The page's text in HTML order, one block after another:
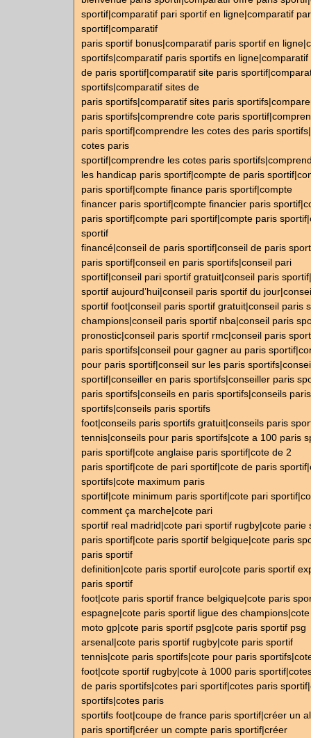
sportif|comparatif pari sportif en ligne|comparatif
sportif|comparatif
paris sportif bonus|comparatif paris sportif en
sportifs|comparatif paris sportifs en ligne|comparatif
de paris sportif|comparatif site paris
sportifs|comparatif sites de
paris sportifs|comparatif sites paris
paris sportifs|comprendre cote paris
paris sportif|comprendre les cotes des paris
cotes paris
sportif|comprendre les cotes paris
les handicap paris sportif|compte de paris
paris sportif|compte finance paris sportif|compte
financer paris sportif|compte financier paris
paris sportif|compte pari sportif|compte paris
sportif
financé|conseil de paris sportif|conseil de paris
paris sportif|conseil en paris sportifs|conseil pari
sportif|conseil pari sportif gratuit|conseil paris
sportif aujourd’hui|conseil paris sportif du
sportif foot|conseil paris sportif gratuit|conseil paris
champions|conseil paris sportif nba|conseil paris
pronostic|conseil paris sportif rmc|conseil paris
paris sportifs|conseil pour gagner au paris
pour paris sportif|conseil sur les paris
sportif|conseiller en paris sportifs|conseiller paris
paris sportifs|conseils en paris sportifs|conseils paris
sportifs|conseils paris sportifs
foot|conseils paris sportifs gratuit|conseils paris
tennis|conseils pour paris sportifs|cote a 100 paris
paris sportif|cote anglaise paris sportif|cote de 2
paris sportif|cote de pari sportif|cote de paris
sportifs|cote maximum paris
sportif|cote minimum paris sportif|cote pari
comment ça marche|cote pari
sportif real madrid|cote pari sportif rugby|cote parie
paris sportif|cote paris sportif belgique|cote paris
paris sportif
definition|cote paris sportif euro|cote paris sportif
paris sportif
foot|cote paris sportif france belgique|cote paris
espagne|cote paris sportif ligue des
moto gp|cote paris sportif psg|cote paris sportif psg
arsenal|cote paris sportif rugby|cote paris sportif
tennis|cote paris sportifs|cote pour paris
foot|cote sportif rugby|cote à 1000 paris
de paris sportifs|cotes pari sportif|cotes paris
sportifs|cotes paris
sportifs foot|coupe de france paris sportif|créer un
paris sportif|créer un compte paris sportif|créer